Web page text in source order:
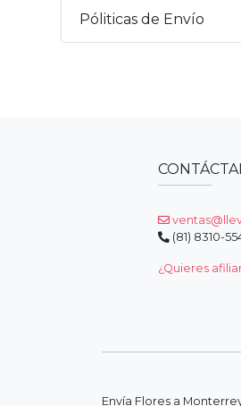
Póliticas de Envío
(81) 8310-
¿Quieres
Envía Flores a